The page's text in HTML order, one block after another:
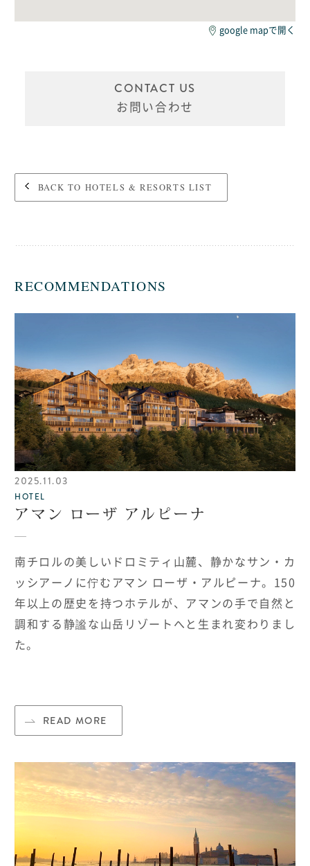
google mapで開く
CONTACT US
お問い合わせ
BACK TO HOTELS & RESORTS LIST
RECOMMENDATIONS
2025.11.03
HOTEL
アマン ローザ アルピーナ
南チロルの美しいドロミティ山麓、静かなサン・カ
ッシアーノに佇むアマン ローザ・アルピーナ。
150
年以上の歴史を持つホテルが、アマンの手で自然と
調和する静謐な山岳リゾートへと生まれ変わりまし
た。
READ MORE